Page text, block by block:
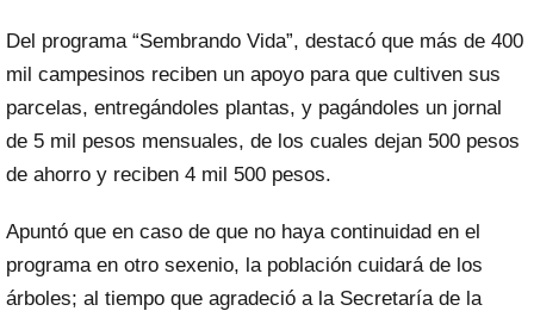
Del programa “Sembrando Vida”, destacó que más de 400
mil campesinos reciben un apoyo para que cultiven sus
parcelas, entregándoles plantas, y pagándoles un jornal
de 5 mil pesos mensuales, de los cuales dejan 500 pesos
de ahorro y reciben 4 mil 500 pesos.
Apuntó que en caso de que no haya continuidad en el
programa en otro sexenio, la población cuidará de los
árboles; al tiempo que agradeció a la Secretaría de la